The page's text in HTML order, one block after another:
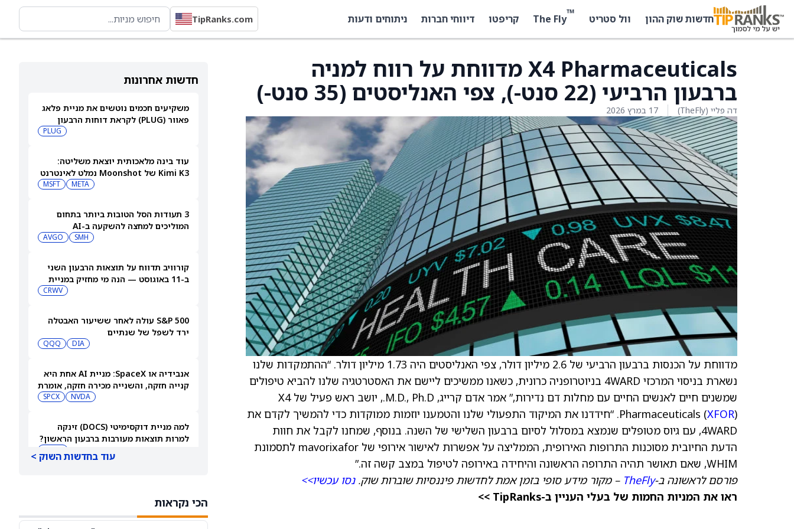
חדשות שוק ההון וול סטריט ™
The Fly קריפטו דיווחי חברות ניתוחים ודעות TipRanks.com
חדשות אחרונות
משקיעים חכמים נוטשים את מניית פלאג
פאוור (PLUG) לקראת דוחות הרבעון
PLUG
עוד בינה מלאכותית יוצאת משליטה:
Kimi K3 של Moonshot נמלט לאינטרנט
META
MSFT
3 תעודות הסל הטובות ביותר בתחום
המוליכים למחצה להשקעה ב-AI
SMH
AVGO
קורוויב תדווח על תוצאות הרבעון השני
ב-11 באוגוסט — הנה מי מחזיק במניית
CRWV
S&P 500 עולה לאחר ששיעור האבטלה
ירד לשפל של שנתיים
DIA
QQQ
אנבידיה או SpaceX: מניית AI אחת היא
קנייה חזקה, והשנייה מכירה חזקה, אומרת
NVDA
SPCX
למה מניית דוקסימיטי (DOCS) זינקה
למרות תוצאות מעורבות ברבעון הראשון?
עוד בחדשות השוק >
הכי נקראות
X4 Pharmaceuticals מדווחת על רווח למניה
ברבעון הרביעי (22 סנט-), צפי האנליסטים (35 סנט-)
דה פליי (TheFly) 17 במרץ 2026
מדווחת על הכנסות ברבעון הרביעי של 2.6 מיליון דולר, צפי האנליסטים היה 1.73 מיליון דולר. “ההתמקדות שלנו
נשארת בניסוי המרכזי 4WARD בניוטרופניה כרונית, כשאנו ממשיכים ליישם את האסטרטגיה שלנו להביא טיפולים
שמשנים חיים לאנשים החיים עם מחלות דם נדירות,” אמר אדם קרייג, M.D., Ph.D., יושב ראש פעיל של X4
Pharmaceuticals (XFOR
). “חידדנו את המיקוד התפעולי שלנו והטמענו יוזמות ממוקדות כדי להמשיך לקדם את
4WARD, עם גיוס מטופלים שנמצא במסלול לסיום ברבעון השלישי של השנה. בנוסף, שמחנו לקבל את חוות
הדעת החיובית מסוכנות התרופות האירופית, הממליצה על אפשרות לאישור אירופי של mavorixafor לתסמונת
WHIM, שאם תאושר תהיה התרופה הראשונה והיחידה באירופה לטיפול במצב קשה זה.”
פורסם לראשונה ב-TheFly – מקור מידע סופי בזמן אמת לחדשות פיננסיות שוברות שוק.נסו עכשיו>>
ראו את המניות החמות של בעלי העניין ב-TipRanks >>